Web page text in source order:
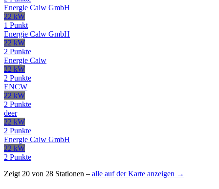
Energie Calw GmbH
22 kW
1 Punkt
Energie Calw GmbH
22 kW
2 Punkte
Energie Calw
22 kW
2 Punkte
ENCW
22 kW
2 Punkte
deer
22 kW
2 Punkte
Energie Calw GmbH
22 kW
2 Punkte
Zeigt 20 von 28 Stationen – alle auf der Karte anzeigen →